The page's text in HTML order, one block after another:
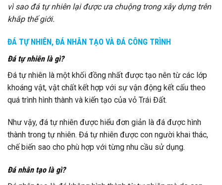
vì sao đá tự nhiên lại được ưa chuộng trong xây dựng trên
khắp thế giới.
ĐÁ TỰ NHIÊN, ĐÁ NHÂN TẠO VÀ ĐÁ CÔNG TRÌNH
Đá tự nhiên là gì?
Đá tự nhiên là một khối đồng nhất được tạo nên từ các lớp
khoáng vật, vật chất kết hợp với sự vận động kết cấu theo
quá trình hình thành và kiến tạo của vỏ Trái Đất.
Như vậy, đá tự nhiên được hiểu đơn giản là đá được hình
thành trong tự nhiên. Đá tự nhiên được con người khai thác,
chế biến sao cho phù hợp với từng nhu cầu sử dụng.
Đá nhân tạo là gì?